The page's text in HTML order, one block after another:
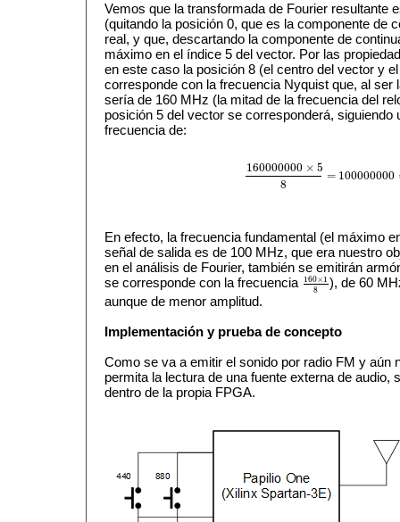
Vemos que la transformada de Fourier resultante
(quitando la posición 0, que es la componente de
real, y que, descartando la componente de
máximo en el índice 5 del vector. Por las
en este caso la posición 8 (el centro del vector y
corresponde con la frecuencia Nyquist que, al ser
sería de 160 MHz (la mitad de la frecuencia del
posición 5 del vector se corresponderá, siguiendo
frecuencia de:
160000000 × 5
8
= 100000000
160000000× 58=100000000=
En efecto, la frecuencia fundamental (el máximo
señal de salida es de 100 MHz, que era nuestro
en el análisis de Fourier, también se emitirán
se corresponde con la frecuencia 160×1
8
160×1 8
), de 60
aunque de menor amplitud.
Implementación y prueba de concepto
Como se va a emitir el sonido por radio FM y aún
permita la lectura de una fuente externa de audio,
dentro de la propia FPGA.